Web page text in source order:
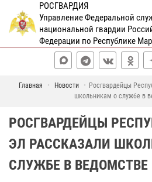
РОСГВАРДИЯ
Управление Федеральной
национальной гвардии
Федерации по Республике
Главная Новости
Росгвардейцы
школьникам о службе в
РОСГВАРДЕЙЦЫ
ЭЛ РАССКАЗАЛИ
СЛУЖБЕ В ВЕДОМСТВЕ